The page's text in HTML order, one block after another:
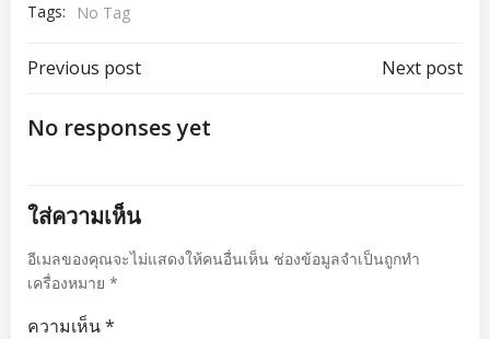
Tags:
No Tag
แนะแนว
เรื่อง
Previous post
แนะแนวNext post
No responses yet
ใส่ความเห็น
อีเมลของคุณจะไม่แสดงให้คนอื่นเห็น ช่องข้อมูลจำเป็นถูกทำ
เครื่องหมาย *
ความเห็น*